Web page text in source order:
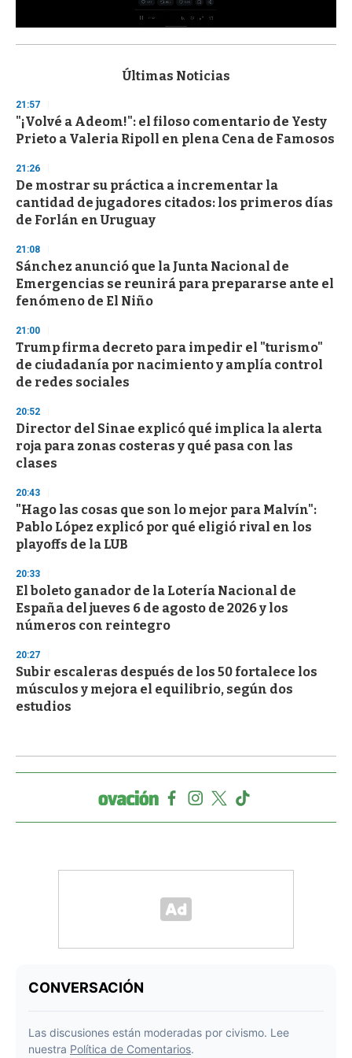
s
d
s
o
f
3
s
c
o
d
s
Últimas Noticias
21:57
"¡Volvé a Adeom!": el filoso comentario de Yesty
Prieto a Valeria Ripoll en plena Cena de Famosos
21:26
De mostrar su práctica a incrementar la
cantidad de jugadores citados: los primeros días
de Forlán en Uruguay
21:08
Sánchez anunció que la Junta Nacional de
Emergencias se reunirá para prepararse ante el
fenómeno de El Niño
21:00
Trump firma decreto para impedir el "turismo"
de ciudadanía por nacimiento y amplía control
de redes sociales
20:52
Director del Sinae explicó qué implica la alerta
roja para zonas costeras y qué pasa con las
clases
20:43
"Hago las cosas que son lo mejor para Malvín":
Pablo López explicó por qué eligió rival en los
playoffs de la LUB
20:33
El boleto ganador de la Lotería Nacional de
España del jueves 6 de agosto de 2026 y los
números con reintegro
20:27
Subir escaleras después de los 50 fortalece los
músculos y mejora el equilibrio, según dos
estudios